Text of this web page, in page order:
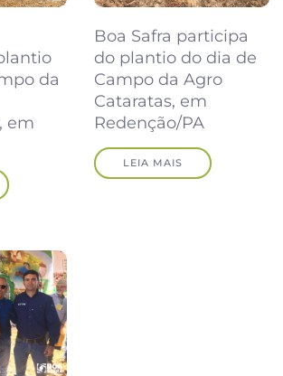
da
em
Boa Safra participa
do plantio do dia de
Campo da Agro
Cataratas, em
Redenção/PA
LEIA MAIS